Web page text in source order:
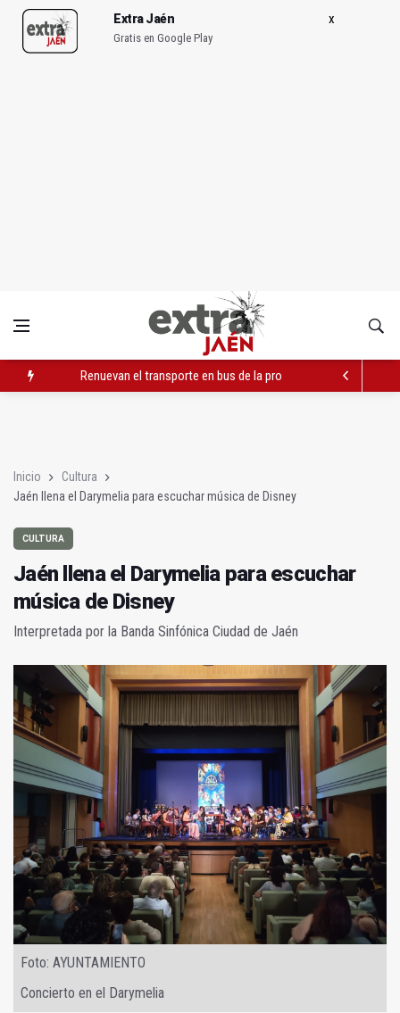
Extra Jaén
Gratis en Google Play
Renuevan el transporte en bus de la provincia
Inicio
Cultura
Jaén llena el Darymelia para escuchar música de Disney
CULTURA
Jaén llena el Darymelia para escuchar
música de Disney
Interpretada por la Banda Sinfónica Ciudad de Jaén
Foto: AYUNTAMIENTO
Concierto en el Darymelia